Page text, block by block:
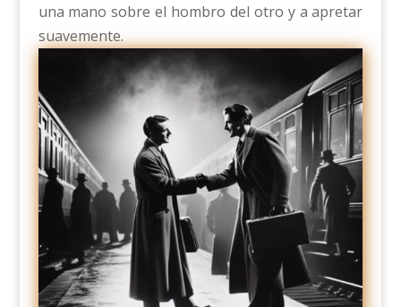
una mano sobre el hombro del otro y a apretar
suavemente.